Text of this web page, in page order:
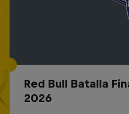
Red Bull Batalla
2026